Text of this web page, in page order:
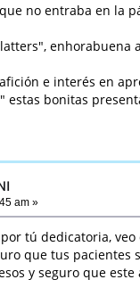
no entraba en la
e interés en
estas bonitas
am »
tú dedicatoria,
que tus pacientes
y seguro que